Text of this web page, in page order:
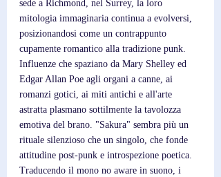
sede a Richmond, nel Surrey, la loro
mitologia immaginaria continua a evolversi,
posizionandosi come un contrappunto
cupamente romantico alla tradizione punk.
Influenze che spaziano da Mary Shelley ed
Edgar Allan Poe agli organi a canne, ai
romanzi gotici, ai miti antichi e all'arte
astratta plasmano sottilmente la tavolozza
emotiva del brano. "Sakura" sembra più un
rituale silenzioso che un singolo, che fonde
attitudine post-punk e introspezione poetica.
Traducendo il mono no aware in suono, i